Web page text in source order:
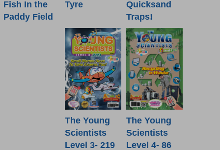
Fish In the
Paddy Field
Tyre
Quicksand
Traps!
The Young
Scientists
Level 3- 219
The Young
Scientists
Level 4- 86